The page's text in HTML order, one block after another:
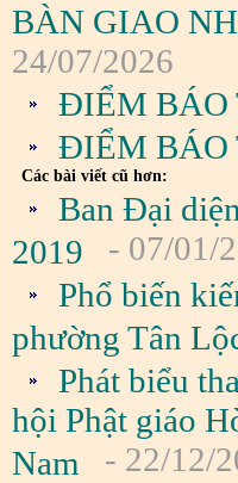
BÀN GIAO
24/07/2026
ĐIỂM BÁO
ĐIỂM BÁO
Các bài viết cũ hơn:
Ban Đại
2019
- 07/01/
Phổ biến
phường Tân
Phát biểu
hội Phật giáo
Nam
- 22/12/